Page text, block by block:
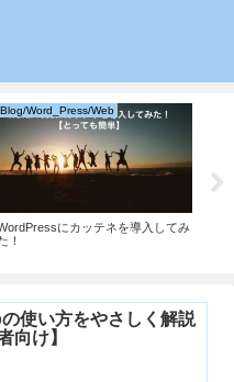
Blog/Word_Press/Web
にカッテネを導入してみ
！
使い方をやさしく解説
向け】